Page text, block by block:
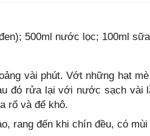
500ml nước lọc; 100ml
vài phút. Vớt những hạt
đó rửa lại với nước sạch vài
rổ và để khô.
rang đến khi chín đều, có